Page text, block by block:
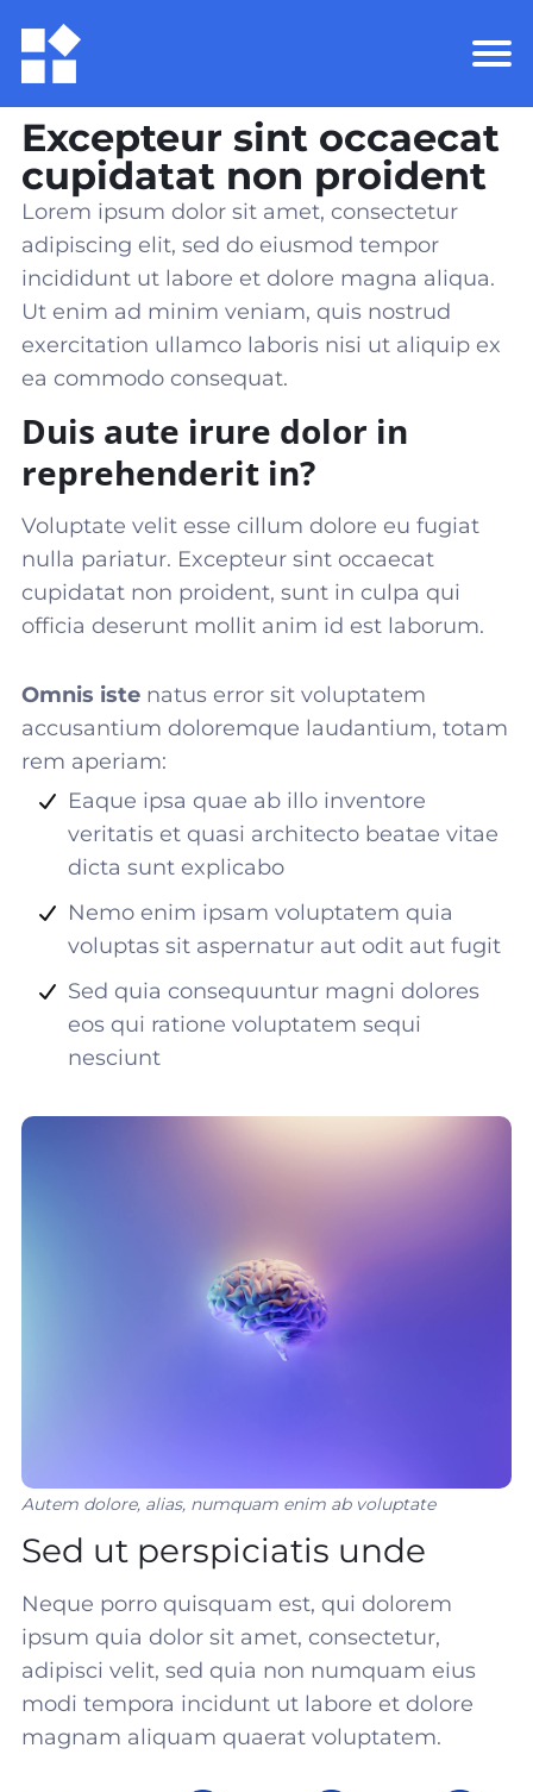
Excepteur sint occaecat
cupidatat non proident
Lorem ipsum dolor sit amet, consectetur
adipiscing elit, sed do eiusmod tempor
incididunt ut labore et dolore magna aliqua.
Ut enim ad minim veniam, quis nostrud
exercitation ullamco laboris nisi ut aliquip ex
ea commodo consequat.
Duis aute irure dolor in
reprehenderit in?
Voluptate velit esse cillum dolore eu fugiat
nulla pariatur. Excepteur sint occaecat
cupidatat non proident, sunt in culpa qui
officia deserunt mollit anim id est laborum.
Omnis iste natus error sit voluptatem
accusantium doloremque laudantium, totam
rem aperiam:
Eaque ipsa quae ab illo inventore
veritatis et quasi architecto beatae vitae
dicta sunt explicabo
Nemo enim ipsam voluptatem quia
voluptas sit aspernatur aut odit aut fugit
Sed quia consequuntur magni dolores
eos qui ratione voluptatem sequi
nesciunt
Autem dolore, alias, numquam enim ab voluptate
Sed ut perspiciatis unde
Neque porro quisquam est, qui dolorem
ipsum quia dolor sit amet, consectetur,
adipisci velit, sed quia non numquam eius
modi tempora incidunt ut labore et dolore
magnam aliquam quaerat voluptatem.